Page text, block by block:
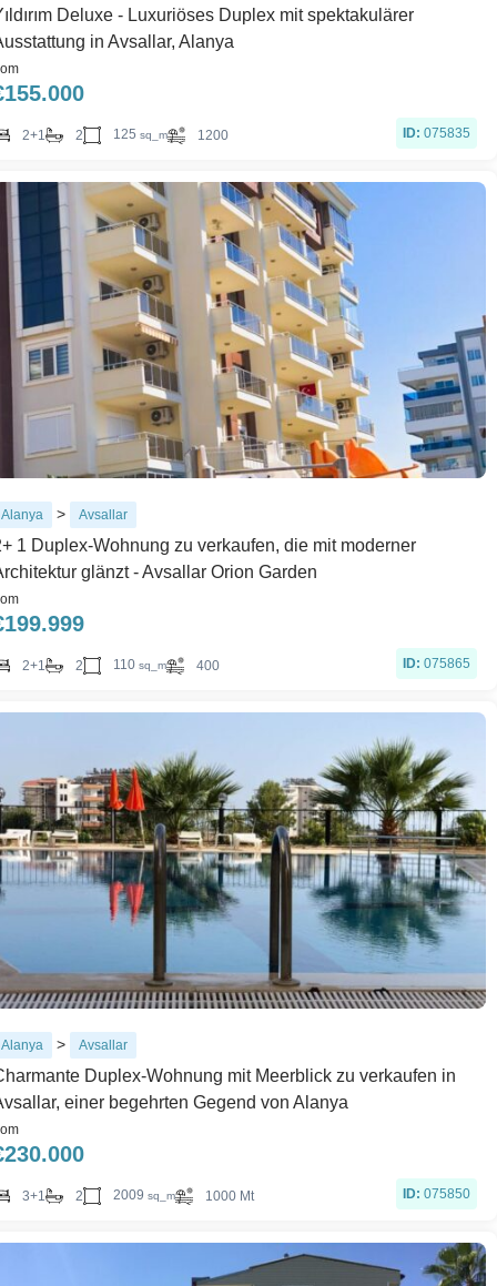
Deluxe - Luxuriöses Duplex mit spektakulärer
in Avsallar, Alanya
155.000
2+1 2 125 sq_m 1200 ID: 075835
Alanya > Avsallar
1 Duplex-Wohnung zu verkaufen, die mit moderner
glänzt - Avsallar Orion Garden
199.999
2+1 2 110 sq_m 400 ID: 075865
Alanya > Avsallar
Duplex-Wohnung mit Meerblick zu verkaufen in
einer begehrten Gegend von Alanya
230.000
3+1 2 2009 sq_m 1000 Mt ID: 075850